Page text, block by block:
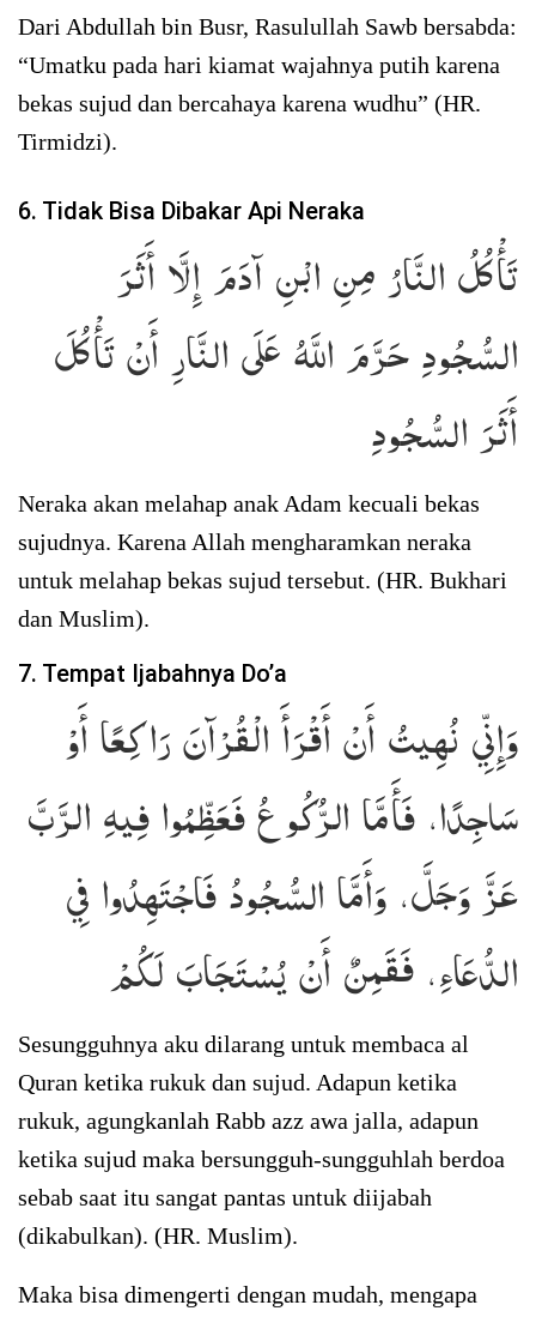
Dari Abdullah bin Busr, Rasulullah Sawb bersabda:
“Umatku pada hari kiamat wajahnya putih karena
bekas sujud dan bercahaya karena wudhu” (HR.
Tirmidzi).
6. Tidak Bisa Dibakar Api Neraka
تَأْكُلُ النَّارُ مِنِ ابْنِ آدَمَ إِلَّا أَثَرَ
السُّجُودِ حَرَّمَ اللَّهُ عَلَى النَّارِ أَنْ تَأْكُلَ
أَثَرَ السُّجُودِ
Neraka akan melahap anak Adam kecuali bekas
sujudnya. Karena Allah mengharamkan neraka
untuk melahap bekas sujud tersebut. (HR. Bukhari
dan Muslim).
7. Tempat Ijabahnya Do’a
وَإِنِّي نُهِيتُ أَنْ أَقْرَأَ الْقُرْآنَ رَاكِعًا أَوْ
سَاجِدًا، فَأَمَّا الرُّكُوعُ فَعَظِّمُوا فِيهِ الرَّبَّ
عَزَّ وَجَلَّ، وَأَمَّا السُّجُودُ فَاجْتَهِدُوا فِي
الدُّعَاءِ، فَقَمِنٌ أَنْ يُسْتَجَابَ لَكُمْ
Sesungguhnya aku dilarang untuk membaca al
Quran ketika rukuk dan sujud. Adapun ketika
rukuk, agungkanlah Rabb azz awa jalla, adapun
ketika sujud maka bersungguh-sungguhlah berdoa
sebab saat itu sangat pantas untuk diijabah
(dikabulkan). (HR. Muslim).
Maka bisa dimengerti dengan mudah, mengapa